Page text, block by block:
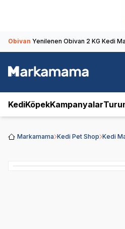
Obivan Yenilenen Obivan 2 KG Kedi
KediKöpekKampanyalar
Markamama Kedi Pet Shop Kedi